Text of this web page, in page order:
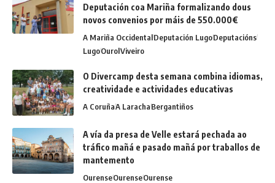
Deputación coa Mariña formalizando dous
novos convenios por máis de 550.000€
A Mariña OccidentalDeputación LugoDeputacións
LugoOurolViveiro
O Divercamp desta semana combina idiomas,
creatividade e actividades educativas
A CoruñaA LarachaBergantiños
A vía da presa de Velle estará pechada ao
tráfico mañá e pasado mañá por traballos de
mantemento
OurenseOurenseOurense